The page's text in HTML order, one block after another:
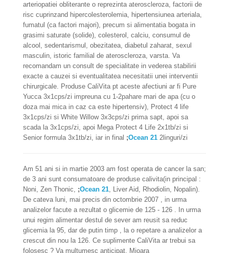
arteriopatiei obliterante o reprezinta ateroscleroza, factorii de
risc cuprinzand hipercolesterolemia, hipertensiunea arteriala,
fumatul (ca factori majori), precum si alimentatia bogata in
grasimi saturate (solide), colesterol, calciu, consumul de
alcool, sedentarismul, obezitatea, diabetul zaharat, sexul
masculin, istoric familial de ateroscleroza, varsta. Va
recomandam un consult de specialitate in vederea stabilirii
exacte a cauzei si eventualitatea necesitatii unei interventii
chirurgicale. Produse CaliVita pt aceste afectiuni ar fi Pure
Yucca 3x1cps/zi impreuna cu 1-2pahare mari de apa (cu o
doza mai mica in caz ca este hipertensiv), Protect 4 life
3x1cps/zi si White Willow 3x3cps/zi prima sapt, apoi sa
scada la 3x1cps/zi, apoi Mega Protect 4 Life 2x1tb/zi si
Senior formula 3x1tb/zi, iar in final ;Ocean 21 2linguri/zi
Am 51 ani si in martie 2003 am fost operata de cancer la san;
de 3 ani sunt consumatoare de produse calivita(in principal :
Noni, Zen Thonic, ;Ocean 21, Liver Aid, Rhodiolin, Nopalin).
De cateva luni, mai precis din octombrie 2007 , in urma
analizelor facute a rezultat o glicemie de 125 - 126 . In urma
unui regim alimentar destul de sever am reusit sa reduc
glicemia la 95, dar de putin timp , la o repetare a analizelor a
crescut din nou la 126. Ce suplimente CaliVita ar trebui sa
folosesc ? Va multumesc anticipat, Mioara